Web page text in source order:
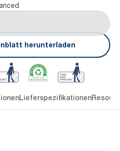
herunterladen
Lieferspezifikationen